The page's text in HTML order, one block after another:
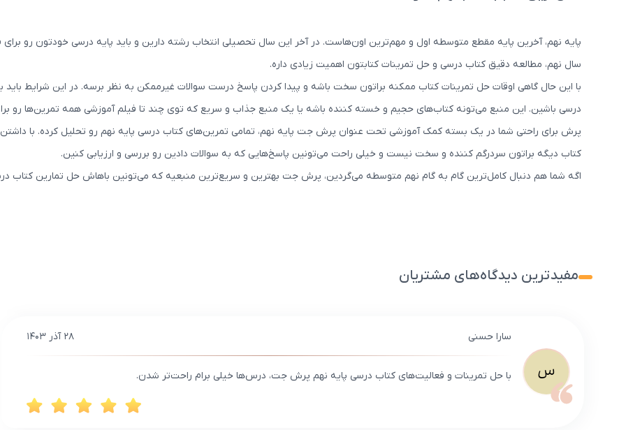
پایه نهم، آخرین پایه مقطع متوسطه اول و مهم‌ترین اون‌هاست. در آخر این سال تحصیلی انتخاب رشته دارین و باید پایه درسی خودتون رو
سال نهم، مطالعه دقیق کتاب درسی و حل تمرینات کتابتون اهمیت زیادی داره.
با این حال گاهی اوقات حل تمرینات کتاب ممکنه براتون سخت باشه و پیدا کردن پاسخ درست سوالات غیرممکن به نظر برسه. در این شرایط
درسی باشین. این منبع می‌تونه کتاب‌های حجیم و خسته کننده باشه یا یک منبع جذاب و سریع که توی چند تا فیلم آموزشی همه تمرین‌ها رو
پرش برای راحتی شما در یک بسته کمک آموزشی تحت عنوان پرش جت پایه نهم، تمامی تمرین‌های کتاب درسی پایه نهم رو تحلیل کرده. با
کتاب دیگه براتون سردرگم کننده و سخت نیست و خیلی راحت می‌تونین پاسخ‌هایی که به سوالات دادین رو بررسی و ارزیابی کنین.
اگه شما هم دنبال کامل‌ترین گام به گام نهم متوسطه می‌گردین، پرش جت بهترین و سریع‌ترین منبعیه که می‌تونین باهاش حل تمارین کتاب
مفیدترین دیدگاه‌های مشتریان
س
سارا حسنی ۲۸ آذر ۱۴۰۳
با حل تمرینات و فعالیت‌های کتاب درسی پایه نهم پرش جت، درس‌ها خیلی برام راحت‌تر شدن.